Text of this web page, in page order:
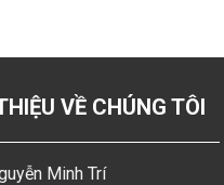
VỀ CHÚNG TÔI
Minh Trí